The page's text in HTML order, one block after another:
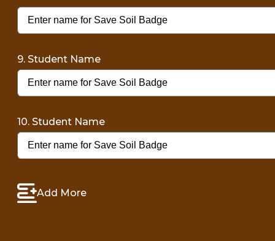
9. Student Name
10. Student Name
Add More